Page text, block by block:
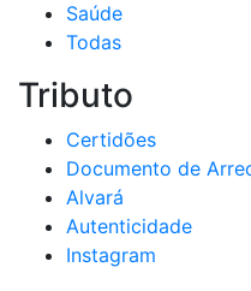
Saúde
Todas
Tributo
Certidões
Documento de
Alvará
Autenticidade
Instagram